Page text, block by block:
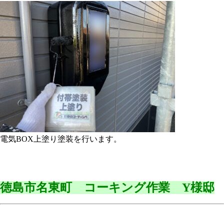
電気BOX上塗り塗装を行います。
徳島市名東町 コーキング作業 Y様邸